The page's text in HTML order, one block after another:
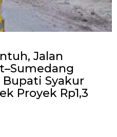
Jalan
Syakur
Proyek Rp1,3